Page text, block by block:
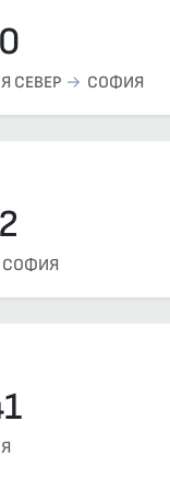
СЕВЕР СОФИЯ
СОФИЯ